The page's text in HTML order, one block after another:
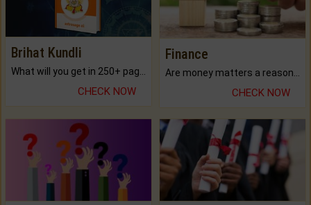
Brihat Kundli
CHECK NOW
Finance
CHECK NOW